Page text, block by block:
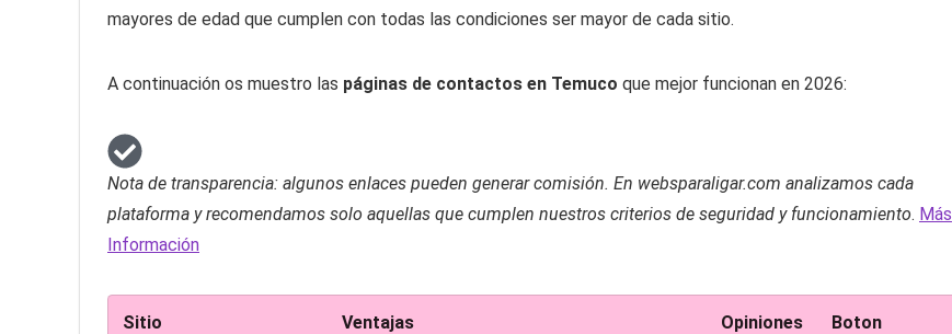
mayores de edad que cumplen con todas las condiciones ser mayor de cada sitio.
A continuación os muestro las páginas de contactos en Temuco que mejor funcionan en 2026:
Nota de transparencia: algunos enlaces pueden generar comisión. En websparaligar.com analizamos cada
plataforma y recomendamos solo aquellas que cumplen nuestros criterios de seguridad y funcionamiento. Más
Información
Sitio Ventajas Opiniones Boton